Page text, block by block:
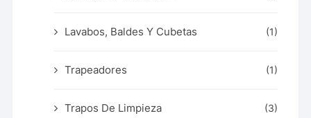
Lavabos, Baldes Y Cubetas (1)
Trapeadores (1)
Trapos De Limpieza (3)